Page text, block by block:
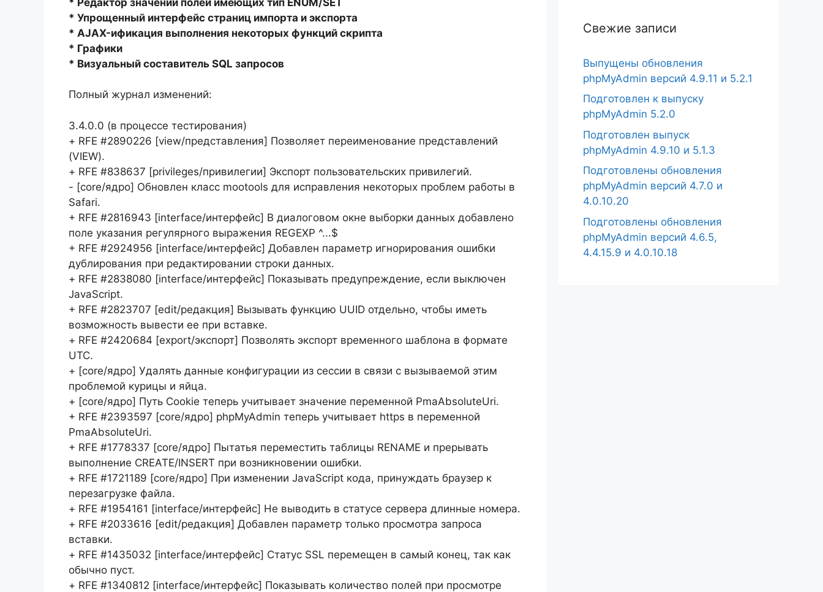
* Упрощенный интерфейс страниц импорта и экспорта
* AJAX-ификация выполнения некоторых функций скрипта
* Графики
* Визуальный составитель SQL запросов
Полный журнал изменений:
3.4.0.0 (в процессе тестирования)
+ RFE #2890226 [view/представления] Позволяет переименование представлений
(VIEW).
+ RFE #838637 [privileges/привилегии] Экспорт пользовательских привилегий.
- [core/ядро] Обновлен класс mootools для исправления некоторых проблем работы в
Safari.
+ RFE #2816943 [interface/интерфейс] В диалоговом окне выборки данных добавлено
поле указания регулярного выражения REGEXP ^...$
+ RFE #2924956 [interface/интерфейс] Добавлен параметр игнорирования ошибки
дублирования при редактировании строки данных.
+ RFE #2838080 [interface/интерфейс] Показывать предупреждение, если выключен
JavaScript.
+ RFE #2823707 [edit/редакция] Вызывать функцию UUID отдельно, чтобы иметь
возможность вывести ее при вставке.
+ RFE #2420684 [export/экспорт] Позволять экспорт временного шаблона в формате
UTC.
+ [core/ядро] Удалять данные конфигурации из сессии в связи с вызываемой этим
проблемой курицы и яйца.
+ [core/ядро] Путь Cookie теперь учитывает значение переменной PmaAbsoluteUri.
+ RFE #2393597 [core/ядро] phpMyAdmin теперь учитывает https в переменной
PmaAbsoluteUri.
+ RFE #1778337 [core/ядро] Пытатья переместить таблицы RENAME и прерывать
выполнение CREATE/INSERT при возникновении ошибки.
+ RFE #1721189 [core/ядро] При изменении JavaScript кода, принуждать браузер к
перезагрузке файла.
+ RFE #1954161 [interface/интерфейс] Не выводить в статусе сервера длинные номера.
+ RFE #2033616 [edit/редакция] Добавлен параметр только просмотра запроса
вставки.
+ RFE #1435032 [interface/интерфейс] Статус SSL перемещен в самый конец, так как
обычно пуст.
+ RFE #1340812 [interface/интерфейс] Показывать количество полей при просмотре
Свежие записи
Выпущены обновления
phpMyAdmin версий 4.9.11 и 5.2.1
Подготовлен к выпуску
phpMyAdmin 5.2.0
Подготовлен выпуск
phpMyAdmin 4.9.10 и 5.1.3
Подготовлены обновления
phpMyAdmin версий 4.7.0 и
4.0.10.20
Подготовлены обновления
phpMyAdmin версий 4.6.5,
4.4.15.9 и 4.0.10.18